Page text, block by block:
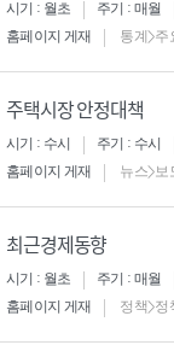
시기 : 월초 주기 : 매월
홈페이지 게재
통계>주
주택시장 안정대책
시기 : 수시 주기 : 수시
홈페이지 게재
뉴스>보
최근경제동향
시기 : 월초 주기 : 매월
홈페이지 게재
정책>정